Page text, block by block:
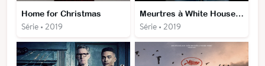
Home for Christmas
Série • 2019
Meurtres à White House Farm
Série • 2019